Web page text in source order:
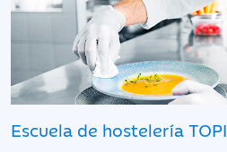
Escuela de hostelería TOPI